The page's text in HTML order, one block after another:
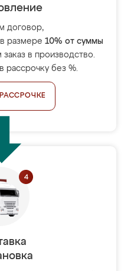
договор,
размере 10% от суммы
в производство.
рассрочку без %.